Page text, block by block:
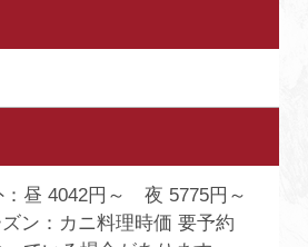
：昼 4042円～ 夜 5775円～
ン：カニ料理時価 要予約